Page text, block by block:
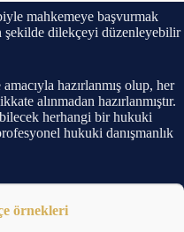
mahkemeye başvurmak
şekilde dilekçeyi düzenleyebilir
hazırlanmış olup, her
alınmadan hazırlanmıştır.
herhangi bir hukuki
hukuki danışmanlık
örnekleri